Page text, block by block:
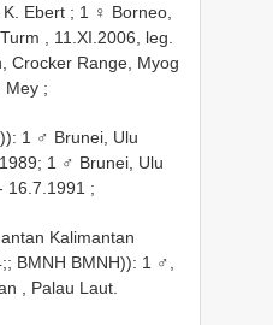
Ebert ; 1 ♀ Borneo,
, 11.XI.2006, leg.
Crocker Range, Myog
Mey ;
1 ♂ Brunei, Ulu
1 ♂ Brunei, Ulu
16.7.1991 ;
Kalimantan
BMNH BMNH)): 1 ♂,
, Palau Laut.